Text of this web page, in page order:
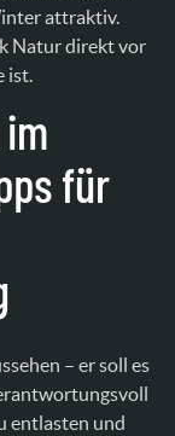
attraktiv.
Natur direkt vor
ist.
für
– er soll es
entlasten und